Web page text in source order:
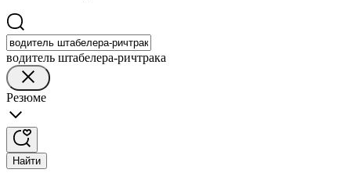
водитель штабелера-ричтрака
Резюме
Найти